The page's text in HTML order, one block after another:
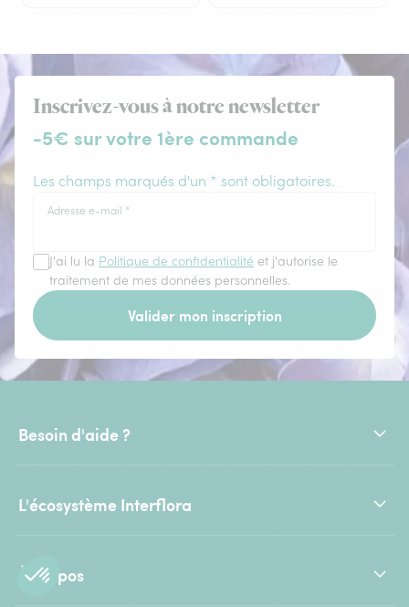
Inscrivez-vous à notre newsletter
-5€ sur votre 1ère commande
Les champs marqués d'un * sont obligatoires.
Adresse e-mail *
J'ai lu la Politique de confidentialité et j'autorise le
traitement de mes données personnelles.
Valider mon inscription
Besoin d'aide ?
L'écosystème Interflora
À propos